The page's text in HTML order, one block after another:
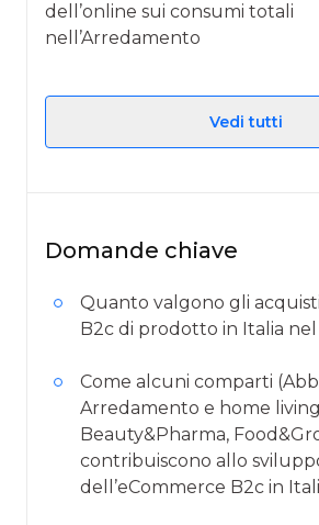
dell’online sui consumi totali
nell’Arredamento
Vedi tutti
Domande chiave
Quanto valgono gli
B2c di prodotto in Italia nel
Come alcuni comparti
Arredamento e home
Beauty&Pharma,
contribuiscono allo
dell’eCommerce B2c in